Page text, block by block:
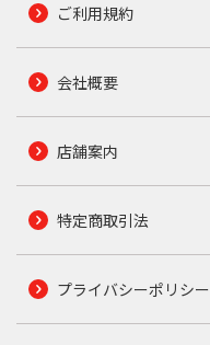
ご利用規約
会社概要
店舗案内
特定商取引法
プライバシーポリシー